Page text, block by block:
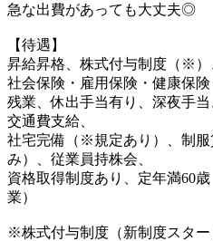
急な出費があっても大丈夫◎
【待遇】
昇給昇格、株式付与制度（※）
社会保険・雇用保険・健康保
残業、休出手当有り、深夜手
交通費支給、
社宅完備（※規定あり）、制
み）、従業員持株会、
資格取得制度あり、定年満60
業）
※株式付与制度（新制度スター